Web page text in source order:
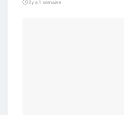
il y a 1 semaine